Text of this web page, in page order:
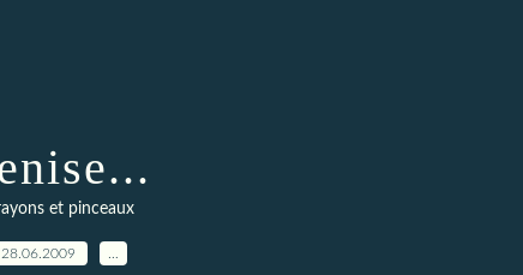
et pinceaux
28.06.2009